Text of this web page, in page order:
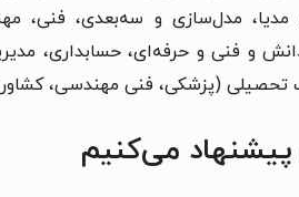
مدل‌سازی و سه‌بعدی، فنی،
و فنی و حرفه‌ای، حسابداری،
تحصیلی (پزشکی، فنی مهندسی،
می‌کنیم